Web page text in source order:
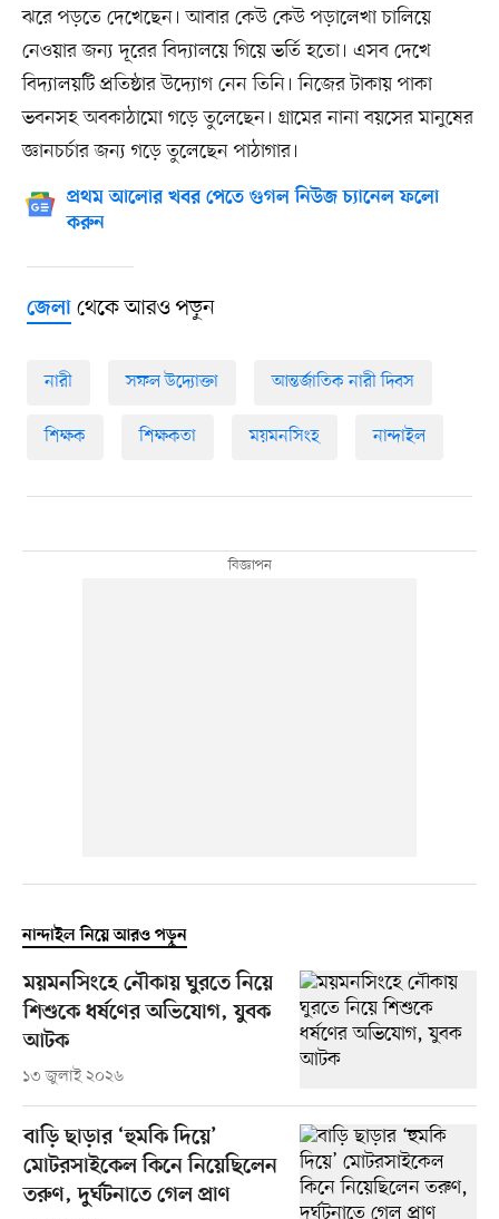
ঝরে পড়তে দেখেছেন। আবার কেউ কেউ পড়ালেখা চালিয়ে
নেওয়ার জন্য দূরের বিদ্যালয়ে গিয়ে ভর্তি হতো। এসব দেখে
বিদ্যালয়টি প্রতিষ্ঠার উদ্যোগ নেন তিনি। নিজের টাকায় পাকা
ভবনসহ অবকাঠামো গড়ে তুলেছেন। গ্রামের নানা বয়সের মানুষের
জ্ঞানচর্চার জন্য গড়ে তুলেছেন পাঠাগার।
প্রথম আলোর খবর পেতে গুগল নিউজ চ্যানেল ফলো
করুন
জেলাথেকে আরও পড়ুন
নারী সফল উদ্যোক্তা আন্তর্জাতিক নারী দিবস
শিক্ষক শিক্ষকতা ময়মনসিংহ নান্দাইল
নান্দাইল নিয়ে আরও পড়ুন
ময়মনসিংহে নৌকায় ঘুরতে নিয়ে
শিশুকে ধর্ষণের অভিযোগ, যুবক
আটক
১৩ জুলাই ২০২৬
বাড়ি ছাড়ার ‘হুমকি দিয়ে’
মোটরসাইকেল কিনে নিয়েছিলেন
তরুণ, দুর্ঘটনাতে গেল প্রাণ